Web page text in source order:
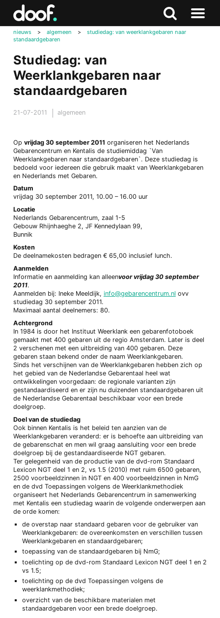
Zoeken
Naar
nieuws > algemeen >
studiedag: van weerklankgebaren naar
standaardgebaren
Studiedag: van
Weerklankgebaren naar
standaardgebaren
21-07-2011 algemeen
Op vrijdag 30 september 2011 organiseren het Nederlands
Gebarencentrum en Kentalis de studiemiddag `Van
Weerklankgebaren naar standaardgebaren`. Deze studiedag is
bedoeld voor iedereen die gebruik maakt van Weerklankgebaren
en Nederlands met Gebaren.
Datum
vrijdag 30 september 2011, 10.00 – 16.00 uur
Locatie
Nederlands Gebarencentrum, zaal 1-5
Gebouw Rhijnhaeghe 2, JF Kennedylaan 99,
Bunnik
Kosten
De deelnamekosten bedragen € 65,00 inclusief lunch.
Aanmelden
Informatie en aanmelding kan alleenvoor vrijdag 30 september
2011.
Aanmelden bij: Ineke Meeldijk, info@gebarencentrum.nl ovv
studiedag 30 september 2011.
Maximaal aantal deelnemers: 80.
Achtergrond
In 1984 is door het Instituut Weerklank een gebarenfotoboek
gemaakt met 400 gebaren uit de regio Amsterdam. Later is deel
2 verschenen met een uitbreiding van 400 gebaren. Deze
gebaren staan bekend onder de naam Weerklankgebaren.
Sinds het verschijnen van de Weerklankgebaren hebben zich op
het gebied van de Nederlandse Gebarentaal heel wat
ontwikkelingen voorgedaan: de regionale varianten zijn
gestandaardiseerd en er zijn nu duizenden standaardgebaren uit
de Nederlandse Gebarentaal beschikbaar voor een brede
doelgroep.
Doel van de studiedag
Ook binnen Kentalis is het beleid ten aanzien van de
Weerklankgebaren veranderd: er is behoefte aan uitbreiding van
de gebarenschat en men wil graag aansluiting voor een brede
doelgroep bij de gestandaardiseerde NGT gebaren.
Ter gelegenheid van de productie van de dvd-rom Standaard
Lexicon NGT deel 1 en 2, vs 1.5 (2010) met ruim 6500 gebaren,
2500 voorbeeldzinnen in NGT en 400 voorbeeldzinnen in NmG
en de dvd Toepassingen volgens de Weerklankmethodiek
organiseert het Nederlands Gebarencentrum in samenwerking
met Kentalis een studiedag waarin de volgende onderwerpen aan
de orde komen:
de overstap naar standaard gebaren voor de gebruiker van
Weerklankgebaren: de overeenkomsten en verschillen tussen
Weerklankgebaren en standaardgebaren;
toepassing van de standaardgebaren bij NmG;
toelichting op de dvd-rom Standaard Lexicon NGT deel 1 en 2
vs 1.5;
toelichting op de dvd Toepassingen volgens de
weerklankmethodiek;
overzicht van de beschikbare materialen met
standaardgebaren voor een brede doelgroep.
Doof.nl
Zoeken